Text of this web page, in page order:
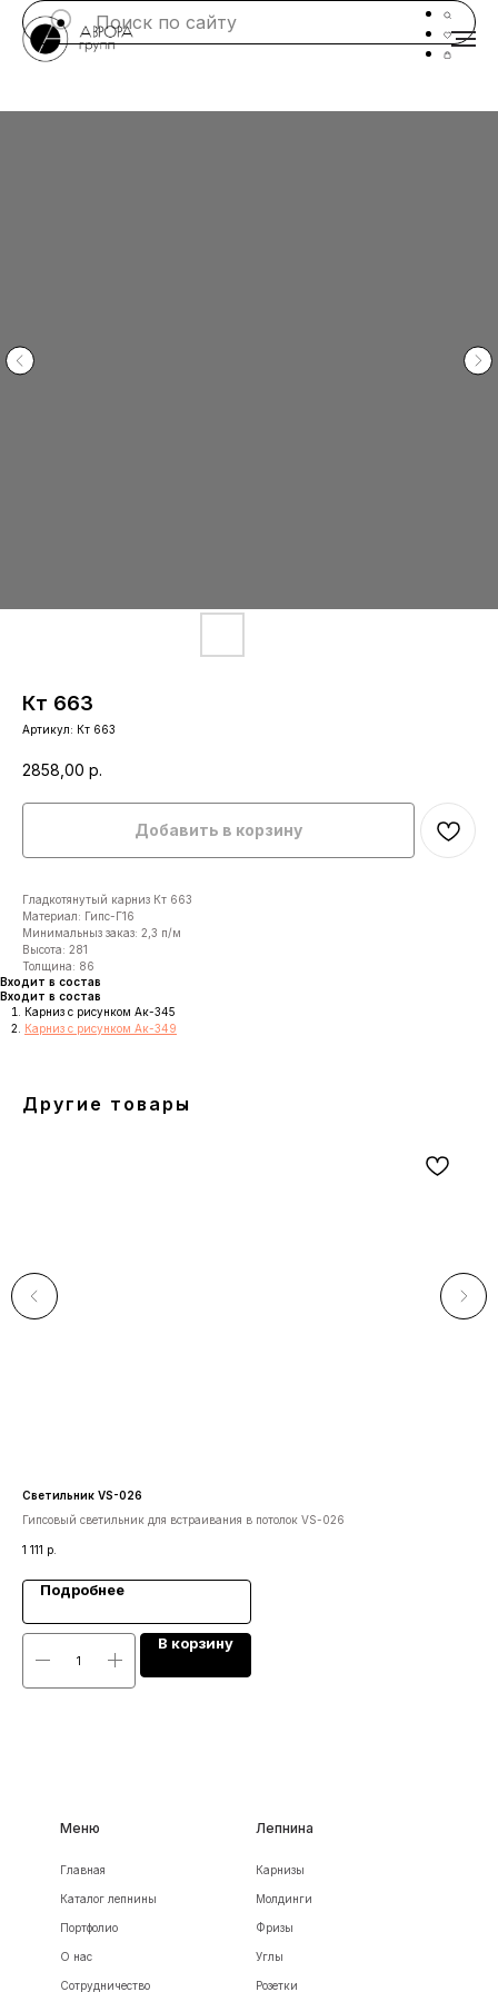
Кт 663
Артикул: Кт 663
2858,00 р.
Добавить в корзину
Гладкотянутый карниз Кт 663
Материал: Гипс-Г16
Минимальныз заказ: 2,3 п/м
Высота: 281
Толщина: 86
Входит в состав
Входит в состав
Карниз с рисунком Ак-345
Карниз с рисунком Ак-349
Другие товары
Светильник VS-026
Гипсовый светильник для встраивания в потолок VS-026
1 111 р.
Подробнее
В корзину
Меню
Главная
О нас
Каталог лепнины
Портфолио
Сотрудничество
Лепнина
Карнизы
Молдинги
Фризы
Углы
Розетки